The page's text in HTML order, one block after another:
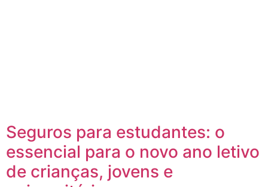
Seguros para estudantes: o
essencial para o novo ano letivo
de crianças, jovens e